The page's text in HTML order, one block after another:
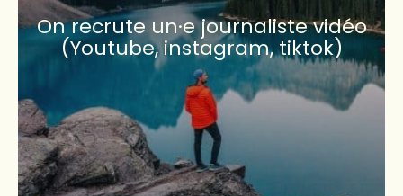
On recrute un·e journaliste vidéo
(Youtube, instagram, tiktok)